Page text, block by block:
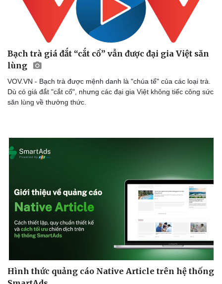
Bạch trà giá đắt “cắt cổ” vẫn được đại gia Việt săn
lùng
VOV.VN - Bạch trà được mệnh danh là "chúa tể" của các loại trà.
Dù có giá đắt "cắt cổ", nhưng các đại gia Việt không tiếc công sức
săn lùng về thưởng thức.
Hình thức quảng cáo Native Article trên hệ thống